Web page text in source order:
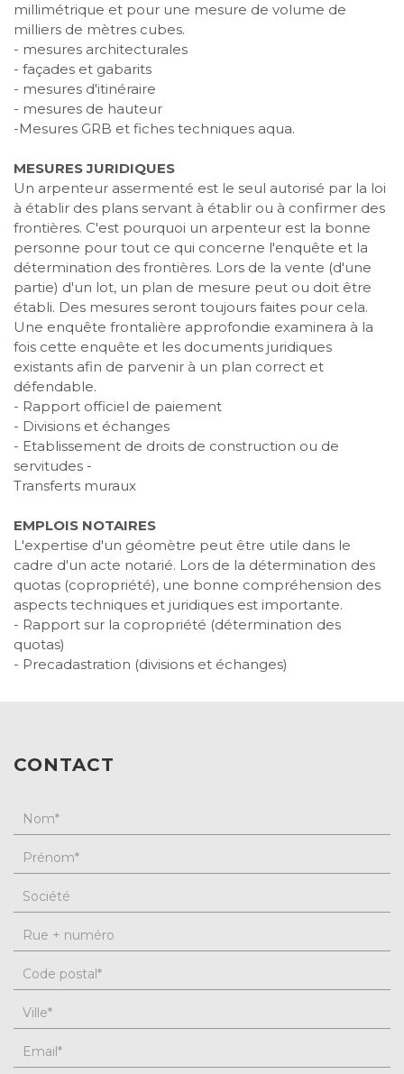
millimétrique et pour une mesure de volume de
milliers de mètres cubes.
- mesures architecturales
- façades et gabarits
- mesures d'itinéraire
- mesures de hauteur
-Mesures GRB et fiches techniques aqua.
MESURES JURIDIQUES
Un arpenteur assermenté est le seul autorisé par la loi
à établir des plans servant à établir ou à confirmer des
frontières. C'est pourquoi un arpenteur est la bonne
personne pour tout ce qui concerne l'enquête et la
détermination des frontières. Lors de la vente (d'une
partie) d'un lot, un plan de mesure peut ou doit être
établi. Des mesures seront toujours faites pour cela.
Une enquête frontalière approfondie examinera à la
fois cette enquête et les documents juridiques
existants afin de parvenir à un plan correct et
défendable.
- Rapport officiel de paiement
- Divisions et échanges
- Etablissement de droits de construction ou de
servitudes -
Transferts muraux
EMPLOIS NOTAIRES
L'expertise d'un géomètre peut être utile dans le
cadre d'un acte notarié. Lors de la détermination des
quotas (copropriété), une bonne compréhension des
aspects techniques et juridiques est importante.
- Rapport sur la copropriété (détermination des
quotas)
- Precadastration (divisions et échanges)
CONTACT
Nom*
Prénom*
Société
Rue + numéro
Code postal*
Ville*
Email*